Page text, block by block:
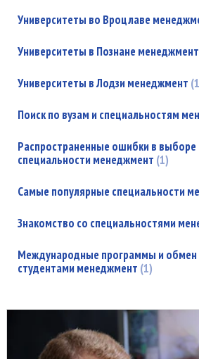
Университеты во Вроцлаве
Университеты в Познане менеджмент
Университеты в Лодзи менеджмент 1
Поиск по вузам и специальностям
Распространенные ошибки в выборе вуза и
специальности менеджмент 1
Самые популярные специальности
Знакомство со специальностями
Международные программы и обмен
студентами менеджмент 1